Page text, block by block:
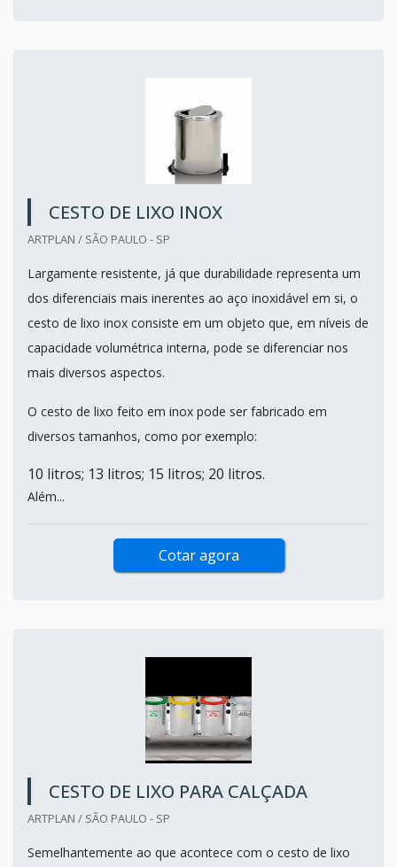
CESTO DE LIXO INOX
ARTPLAN / SÃO PAULO - SP
Largamente resistente, já que durabilidade representa um
dos diferenciais mais inerentes ao aço inoxidável em si, o
cesto de lixo inox consiste em um objeto que, em níveis de
capacidade volumétrica interna, pode se diferenciar nos
mais diversos aspectos.
O cesto de lixo feito em inox pode ser fabricado em
diversos tamanhos, como por exemplo:
10 litros; 13 litros; 15 litros; 20 litros.
Além...
Cotar agora
CESTO DE LIXO PARA CALÇADA
ARTPLAN / SÃO PAULO - SP
Semelhantemente ao que acontece com o cesto de lixo